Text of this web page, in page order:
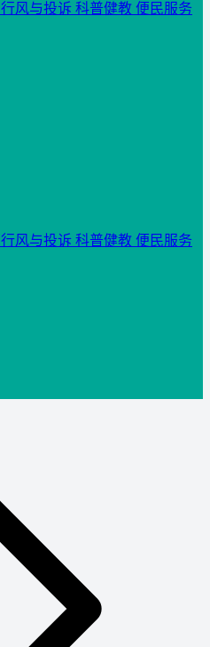
行风与投诉 科普健教 便民服务
行风与投诉 科普健教 便民服务